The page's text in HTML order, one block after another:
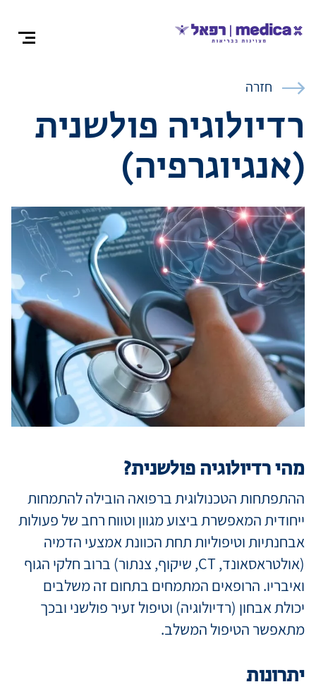
צרו
התמחויות
ניתוחים
רופאים
מידע
מגזין
כניסת
שפה / Language
חזרה
רדיולוגיה פולשנית
(אנגיוגרפיה)
מהי רדיולוגיה פולשנית?
ההתפתחות הטכנולוגית ברפואה הובילה להתמחות
ייחודית המאפשרת ביצוע מגוון וטווח רחב של פעולות
אבחנתיות וטיפוליות תחת הכוונת אמצעי הדמיה
(אולטראסאונד, CT, שיקוף, צנתור) ברוב חלקי הגוף
ואיבריו. הרופאים המתמחים בתחום זה משלבים
יכולת אבחון (רדיולוגיה) וטיפול זעיר פולשני ובכך
מתאפשר הטיפול המשלב.
יתרונות